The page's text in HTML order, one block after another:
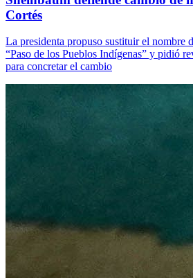
Cortés
La presidenta propuso sustituir el nombre
“Paso de los Pueblos Indígenas” y pidió
para concretar el cambio